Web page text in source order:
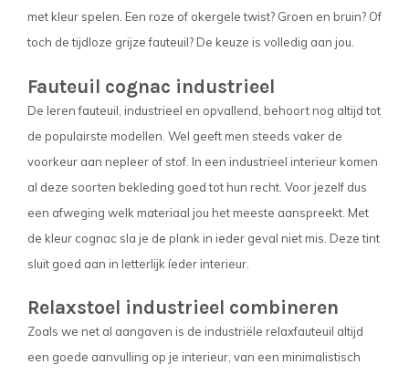
met kleur spelen. Een roze of okergele twist? Groen en bruin? Of
toch de tijdloze grijze fauteuil? De keuze is volledig aan jou.
Fauteuil cognac industrieel
De leren fauteuil, industrieel en opvallend, behoort nog altijd tot
de populairste modellen. Wel geeft men steeds vaker de
voorkeur aan nepleer of stof. In een industrieel interieur komen
al deze soorten bekleding goed tot hun recht. Voor jezelf dus
een afweging welk materiaal jou het meeste aanspreekt. Met
de kleur cognac sla je de plank in ieder geval niet mis. Deze tint
sluit goed aan in letterlijk íeder interieur.
Relaxstoel industrieel combineren
Zoals we net al aangaven is de industriële relaxfauteuil altijd
een goede aanvulling op je interieur, van een minimalistisch